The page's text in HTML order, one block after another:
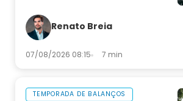
Renato Breia
07/08/2026 08:15 7 min
TEMPORADA DE BALANÇOS